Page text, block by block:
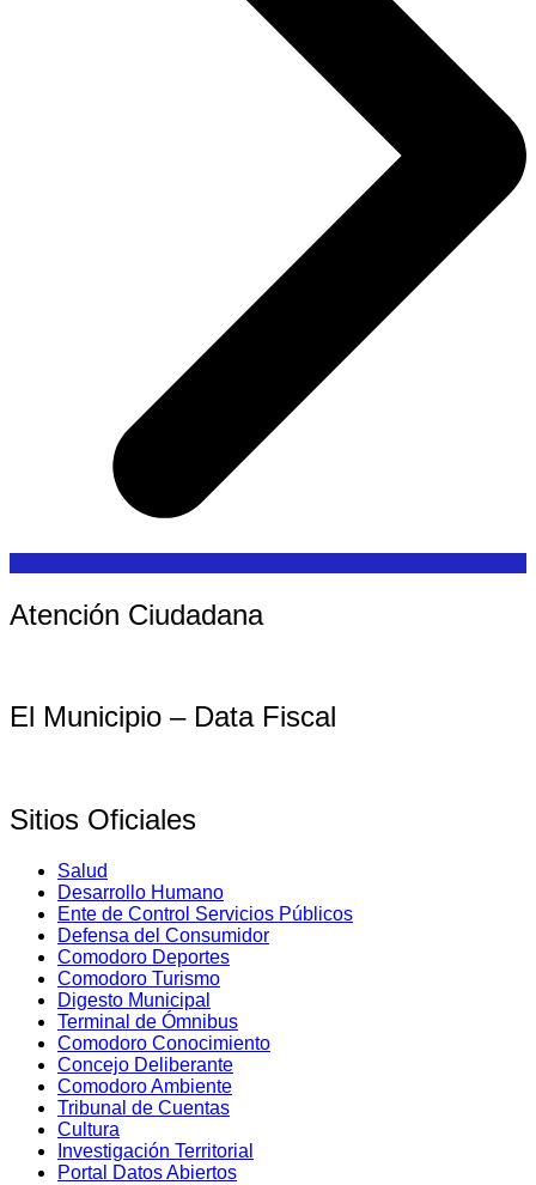
Atención Ciudadana
El Municipio – Data Fiscal
Sitios Oficiales
Salud
Desarrollo Humano
Ente de Control Servicios Públicos
Defensa del Consumidor
Comodoro Deportes
Comodoro Turismo
Digesto Municipal
Terminal de Ómnibus
Comodoro Conocimiento
Concejo Deliberante
Comodoro Ambiente
Tribunal de Cuentas
Cultura
Investigación Territorial
Portal Datos Abiertos